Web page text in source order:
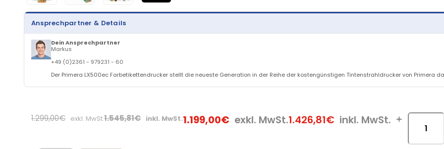
Ansprechpartner & Details
Dein Ansprechpartner
Markus
+49 (0)2361 - 979231 - 60
Der Primera LX500ec Farbetikettendrucker stellt die neueste Generation in der Reihe der kostengünstigen Tintenstrahldrucker von Primera
1.299,00€ exkl. MwSt.1.545,81€ inkl. MwSt.1.199,00€ exkl. MwSt.1.426,81€ inkl. MwSt. +